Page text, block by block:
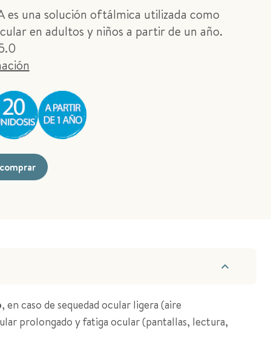
es una solución oftálmica utilizada como
en adultos y niños a partir de un año.
, en caso de sequedad ocular ligera (aire
prolongado y fatiga ocular (pantallas, lectura,